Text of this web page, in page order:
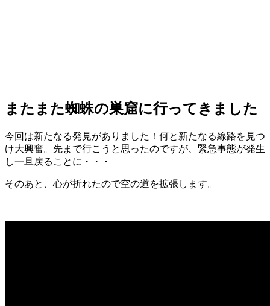
またまた蜘蛛の巣窟に行ってきました
今回は新たなる発見がありました！何と新たなる線路を見つ
け大興奮。先まで行こうと思ったのですが、緊急事態が発生
し一旦戻ることに・・・
そのあと、心が折れたので空の道を拡張します。